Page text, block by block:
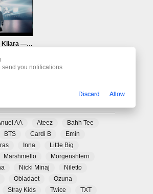
Don Diablo ft. Kiiara — You’re Not Alone
AA Ateez
Bahh Tee
BTS Cardi B
Emin
Inna
Little Big
Marshmello
Morgenshtern
Nicki Minaj
Niletto
Obladaet
Ozuna
Stray Kids Twice
TXT
send you notifications
Discard Allow